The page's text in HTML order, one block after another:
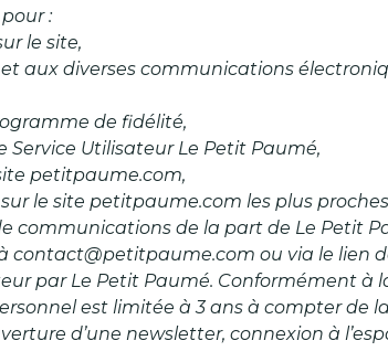
:
le site,
aux diverses communications
de fidélité,
Service Utilisateur Le Petit Paumé,
petitpaume.com,
le site petitpaume.com les plus
communications de la part de Le Petit
contact@petitpaume.com ou via le lien
par Le Petit Paumé. Conformément à
est limitée à 3 ans à compter de
d’une newsletter, connexion à